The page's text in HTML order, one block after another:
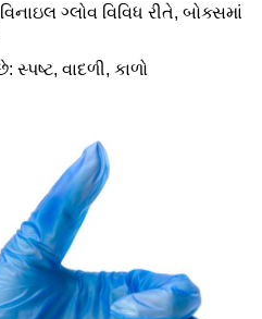
ગ્લોવ વિવિધ રીતે, બોક્સમાં
સ્પષ્ટ, વાદળી, કાળો